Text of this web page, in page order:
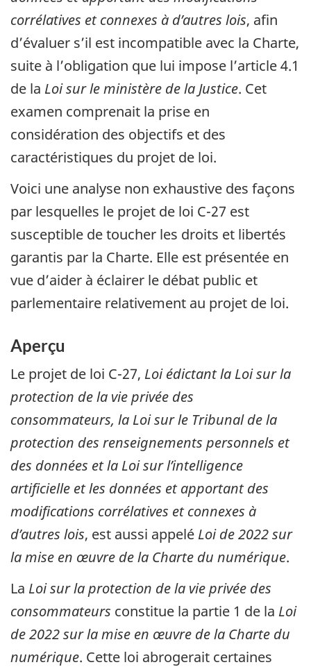
corrélatives et connexes à d’autres lois, afin
d’évaluer s’il est incompatible avec la Charte,
suite à l’obligation que lui impose l’article 4.1
de la Loi sur le ministère de la Justice. Cet
examen comprenait la prise en
considération des objectifs et des
caractéristiques du projet de loi.
Voici une analyse non exhaustive des façons
par lesquelles le projet de loi C-27 est
susceptible de toucher les droits et libertés
garantis par la Charte. Elle est présentée en
vue d’aider à éclairer le débat public et
parlementaire relativement au projet de loi.
Aperçu
Le projet de loi C-27, Loi édictant la Loi sur la
protection de la vie privée des
consommateurs, la Loi sur le Tribunal de la
protection des renseignements personnels et
des données et la Loi sur l’intelligence
artificielle et les données et apportant des
modifications corrélatives et connexes à
d’autres lois, est aussi appelé Loi de 2022 sur
la mise en œuvre de la Charte du numérique.
La Loi sur la protection de la vie privée des
consommateurs constitue la partie 1 de la Loi
de 2022 sur la mise en œuvre de la Charte du
numérique. Cette loi abrogerait certaines